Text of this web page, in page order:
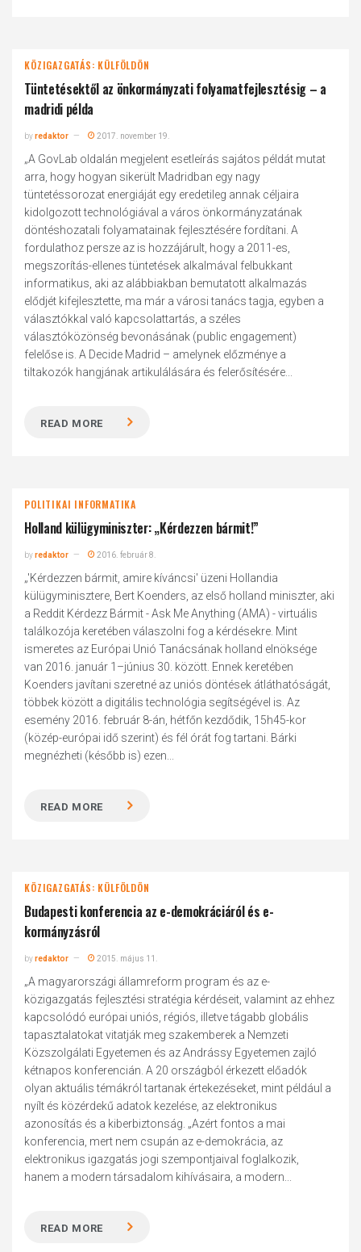
KÖZIGAZGATÁS: KÜLFÖLDÖN
Tüntetésektől az önkormányzati folyamatfejlesztésig – a
madridi példa
byredaktor 2017. november 19.
„A GovLab oldalán megjelent esetleírás sajátos példát mutat
arra, hogy hogyan sikerült Madridban egy nagy
tüntetéssorozat energiáját egy eredetileg annak céljaira
kidolgozott technológiával a város önkormányzatának
döntéshozatali folyamatainak fejlesztésére fordítani. A
fordulathoz persze az is hozzájárult, hogy a 2011-es,
megszorítás-ellenes tüntetések alkalmával felbukkant
informatikus, aki az alábbiakban bemutatott alkalmazás
elődjét kifejlesztette, ma már a városi tanács tagja, egyben a
választókkal való kapcsolattartás, a széles
választóközönség bevonásának (public engagement)
felelőse is. A Decide Madrid – amelynek előzménye a
tiltakozók hangjának artikulálására és felerősítésére...
READ MORE
POLITIKAI INFORMATIKA
Holland külügyminiszter: „Kérdezzen bármit!”
byredaktor 2016. február 8.
„'Kérdezzen bármit, amire kíváncsi' üzeni Hollandia
külügyminisztere, Bert Koenders, az első holland miniszter, aki
a Reddit Kérdezz Bármit - Ask Me Anything (AMA) - virtuális
találkozója keretében válaszolni fog a kérdésekre. Mint
ismeretes az Európai Unió Tanácsának holland elnöksége
van 2016. január 1–június 30. között. Ennek keretében
Koenders javítani szeretné az uniós döntések átláthatóságát,
többek között a digitális technológia segítségével is. Az
esemény 2016. február 8-án, hétfőn kezdődik, 15h45-kor
(közép-európai idő szerint) és fél órát fog tartani. Bárki
megnézheti (később is) ezen...
READ MORE
KÖZIGAZGATÁS: KÜLFÖLDÖN
Budapesti konferencia az e-demokráciáról és e-
kormányzásról
byredaktor 2015. május 11.
„A magyarországi államreform program és az e-
közigazgatás fejlesztési stratégia kérdéseit, valamint az ehhez
kapcsolódó európai uniós, régiós, illetve tágabb globális
tapasztalatokat vitatják meg szakemberek a Nemzeti
Közszolgálati Egyetemen és az Andrássy Egyetemen zajló
kétnapos konferencián. A 20 országból érkezett előadók
olyan aktuális témákról tartanak értekezéseket, mint például a
nyílt és közérdekű adatok kezelése, az elektronikus
azonosítás és a kiberbiztonság. „Azért fontos a mai
konferencia, mert nem csupán az e-demokrácia, az
elektronikus igazgatás jogi szempontjaival foglalkozik,
hanem a modern társadalom kihívásaira, a modern...
READ MORE